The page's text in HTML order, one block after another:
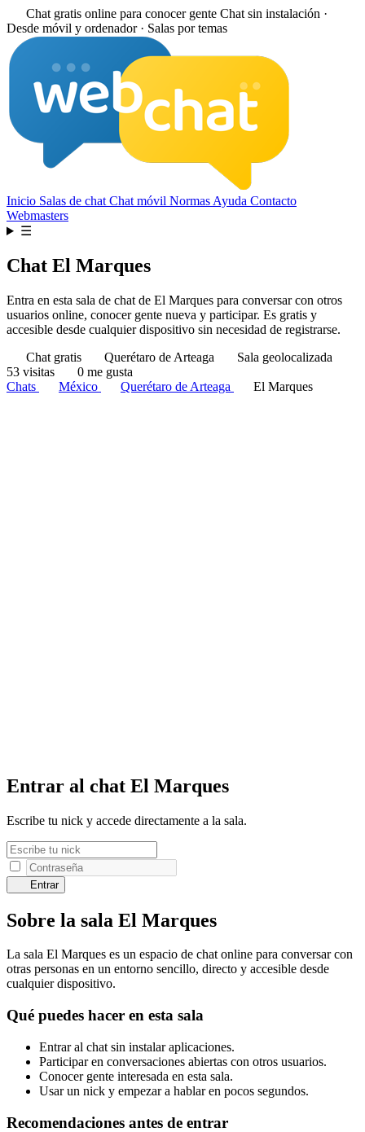
Chat gratis online para conocer gente Chat sin instalación ·
Desde móvil y ordenador · Salas por temas
Inicio Salas de chat Chat móvil Normas Ayuda Contacto
Webmasters
☰
Chat El Marques
Entra en esta sala de chat de El Marques para conversar con otros
usuarios online, conocer gente nueva y participar. Es gratis y
accesible desde cualquier dispositivo sin necesidad de registrarse.
Chat gratis
Querétaro de Arteaga
Sala geolocalizada
53 visitas
0 me gusta
Chats
México Querétaro de Arteaga El Marques
Entrar al chat El Marques
Escribe tu nick y accede directamente a la sala.
Entrar
Sobre la sala El Marques
La sala El Marques es un espacio de chat online para conversar con
otras personas en un entorno sencillo, directo y accesible desde
cualquier dispositivo.
Qué puedes hacer en esta sala
Entrar al chat sin instalar aplicaciones.
Participar en conversaciones abiertas con otros usuarios.
Conocer gente interesada en esta sala.
Usar un nick y empezar a hablar en pocos segundos.
Recomendaciones antes de entrar